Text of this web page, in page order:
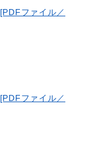
[PDFファイル／
[PDFファイル／